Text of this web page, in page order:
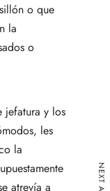
o que
la
o
jefatura y los
les
la
atrevía a